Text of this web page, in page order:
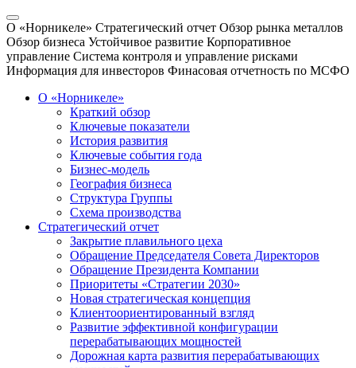
О «Норникеле» Стратегический отчет Обзор рынка металлов
Обзор бизнеса Устойчивое развитие Корпоративное
управление Система контроля и управление рисками
Информация для инвесторов Финасовая отчетность по МСФО
О «Норникеле»
Краткий обзор
Ключевые показатели
История развития
Ключевые события года
Бизнес-модель
География бизнеса
Структура Группы
Схема производства
Стратегический отчет
Закрытие плавильного цеха
Обращение Председателя Совета Директоров
Обращение Президента Компании
Приоритеты «Стратегии 2030»
Новая стратегическая концепция
Клиентоориентированный взгляд
Развитие эффективной конфигурации
перерабатывающих мощностей
Дорожная карта развития перерабатывающих